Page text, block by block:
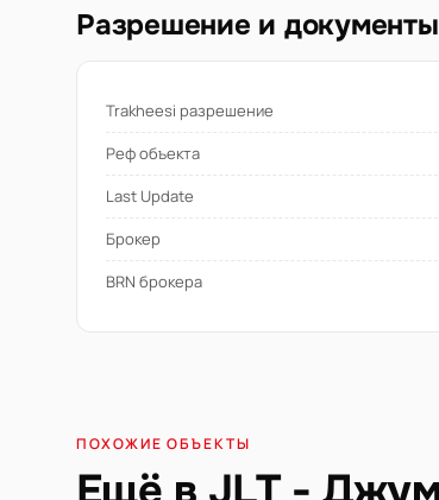
Разрешение и документы
Trakheesi разрешение
Реф объекта
Last Update
Брокер
BRN брокера
ПОХОЖИЕ ОБЪЕКТЫ